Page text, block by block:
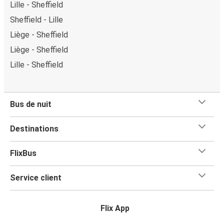
Lille - Sheffield
Sheffield - Lille
Liège - Sheffield
Liège - Sheffield
Lille - Sheffield
Bus de nuit
Destinations
FlixBus
Service client
Flix App